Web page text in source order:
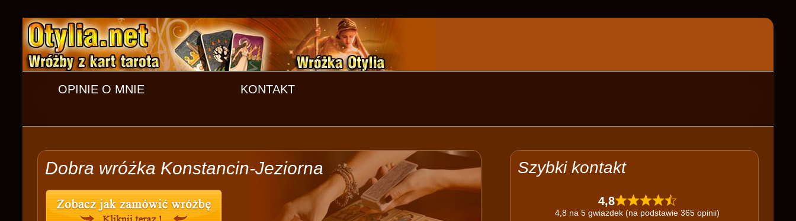
OPINIE O MNIE KONTAKT
Dobra wróżka Konstancin-Jeziorna Szybki kontakt
4,8
4,8 na 5 gwiazdek (na podstawie 365 opinii)